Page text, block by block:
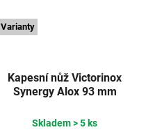
Varianty
Kapesní nůž Victorinox
Synergy Alox 93 mm
Skladem> 5 ks